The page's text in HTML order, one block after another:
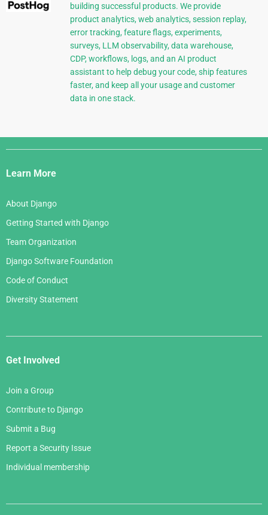
building successful products. We provide
product analytics, web analytics, session replay,
error tracking, feature flags, experiments,
surveys, LLM observability, data warehouse,
CDP, workflows, logs, and an AI product
assistant to help debug your code, ship features
faster, and keep all your usage and customer
data in one stack.
Django
Links
Learn More
About Django
Getting Started with Django
Team Organization
Django Software Foundation
Code of Conduct
Diversity Statement
Get Involved
Join a Group
Contribute to Django
Submit a Bug
Report a Security Issue
Individual membership